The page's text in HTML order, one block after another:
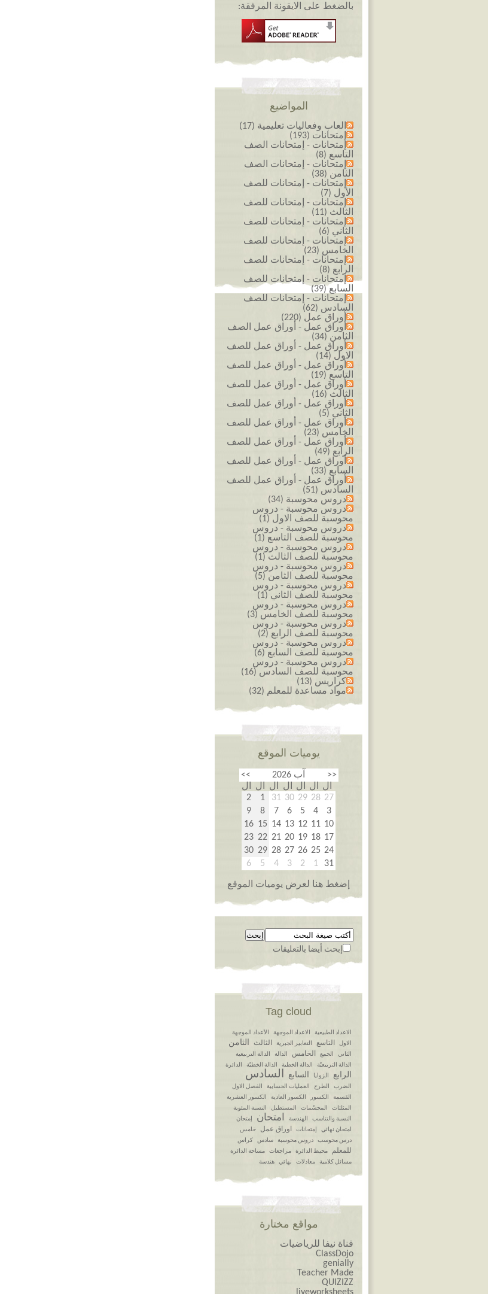
بالضغط على الايقونة المرفقة:
المواضيع
العاب وفعاليات تعليمية (17)
إمتحانات (193)
إمتحانات - إمتحانات الصف
التاسع (8)
إمتحانات - إمتحانات الصف
الثامن (38)
إمتحانات - إمتحانات للصف
الأول (7)
إمتحانات - إمتحانات للصف
الثالث (11)
إمتحانات - إمتحانات للصف
الثاني (6)
إمتحانات - إمتحانات للصف
الخامس (23)
إمتحانات - إمتحانات للصف
الرابع (8)
إمتحانات - إمتحانات للصف
السابع (39)
إمتحانات - إمتحانات للصف
السادس (62)
أوراق عمل (220)
أوراق عمل - أوراق عمل الصف
الثامن (34)
أوراق عمل - أوراق عمل للصف
الاول (14)
أوراق عمل - أوراق عمل للصف
التاسع (19)
أوراق عمل - أوراق عمل للصف
الثالث (16)
أوراق عمل - أوراق عمل للصف
الثاني (5)
أوراق عمل - أوراق عمل للصف
الخامس (23)
أوراق عمل - أوراق عمل للصف
الرابع (49)
أوراق عمل - أوراق عمل للصف
السابع (33)
أوراق عمل - أوراق عمل للصف
السادس (51)
دروس محوسبة (34)
دروس محوسبة - دروس
محوسبة للصف الاول (1)
دروس محوسبة - دروس
محوسبة للصف التاسع (1)
دروس محوسبة - دروس
محوسبة للصف الثالث (1)
دروس محوسبة - دروس
محوسبة للصف الثامن (5)
دروس محوسبة - دروس
محوسبة للصف الثاني (1)
دروس محوسبة - دروس
محوسبة للصف الخامس (3)
دروس محوسبة - دروس
محوسبة للصف الرابع (2)
دروس محوسبة - دروس
محوسبة للصف السابع (6)
دروس محوسبة - دروس
محوسبة للصف السادس (16)
كراريس (13)
مواد مساعدة للمعلم (32)
يوميات الموقع
<< آب 2026
>>
ال
ال ال ال ال ال
ال
27
28
29
30
31
1
2
3
4
5
6
7
8
9
10
11
12
13
14
15
16
17
18
19
20
21
22
23
24
25
26
27
28
29
30
31
1
2
3
4
5
6
إضغط هنا لعرض يوميات الموقع
إبحث أيضا بالتعليقات
Tag cloud
الاعداد الطبيعية الاعداد الموجهة
الأعداد الموجهة
الاول
التاسع التعابير الجبرية الثالث الثامن
الثاني الجمع الخامس الدالة
الدالة التربيعية
الدالة التربيعيّة
الدالة الخطية الدالة الخطيّة الدائرة
الرابع الزوايا السابع السادس
الضرب الطرح العمليات الحسابية
الفصل الاول
القسمة
الكسور الكسور العادية
الكسور العشرية
المثلثات
المجسّمات المستطيل
النسبة المئوية
النسبة والتناسب
الهندسة امتحان
إمتحان
امتحان نهائي
إمتحانات اوراق عمل
خامس
درس محوسب
دروس محوسبة سادس كراس
للمعلم محيط الدائرة مراجعات
مساحة الدائرة
مسائل كلامية
معادلات نهائي هندسة
مواقع مختارة
قناة نيفا للرياضيات
ClassDojo
genially
Teacher Made
QUIZIZZ